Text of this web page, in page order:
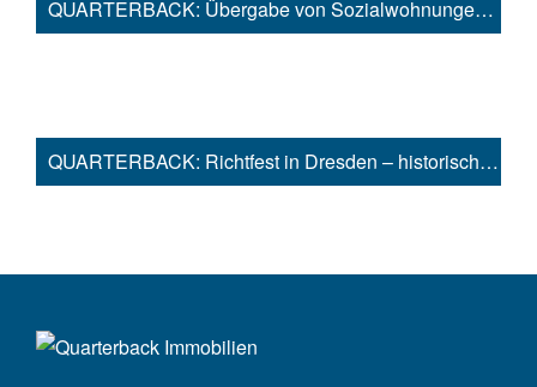
QUARTERBACK: Übergabe von Sozialwohnungen und Kindergarten im Dresdener Projekt „Ostravorwerk“
QUARTERBACK: Richtfest in Dresden – historisches Ostravorwerk wird zu zukunftsweisendem Stadtquartier